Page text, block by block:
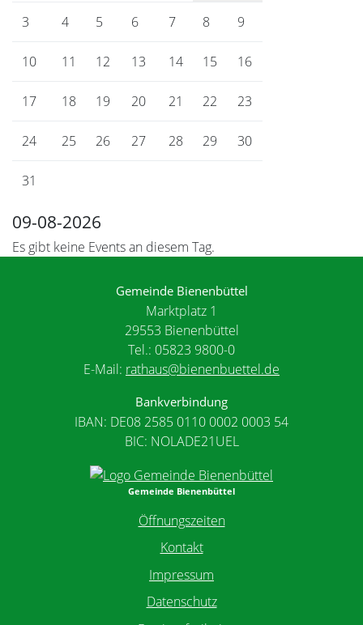
3 4 5 6 7 8 9
10 11 12 13 14 15 16
17 18 19 20 21 22 23
24 25 26 27 28 29 30
31
09-08-2026
Es gibt keine Events an diesem Tag.
Gemeinde Bienenbüttel
Marktplatz 1
29553 Bienenbüttel
Tel.: 05823 9800-0
E-Mail: rathaus@bienenbuettel.de
Bankverbindung
IBAN: DE08 2585 0110 0002 0003 54
BIC: NOLADE21UEL
Gemeinde Bienenbüttel
Öffnungszeiten
Kontakt
Impressum
Datenschutz